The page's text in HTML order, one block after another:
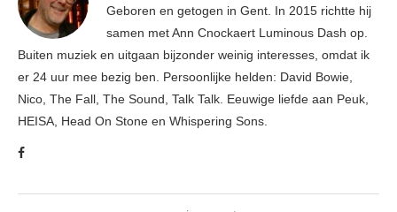
Geboren en getogen in Gent. In 2015 richtte hij
samen met Ann Cnockaert Luminous Dash op.
Buiten muziek en uitgaan bijzonder weinig interesses, omdat ik
er 24 uur mee bezig ben. Persoonlijke helden: David Bowie,
Nico, The Fall, The Sound, Talk Talk. Eeuwige liefde aan Peuk,
HEISA, Head On Stone en Whispering Sons.